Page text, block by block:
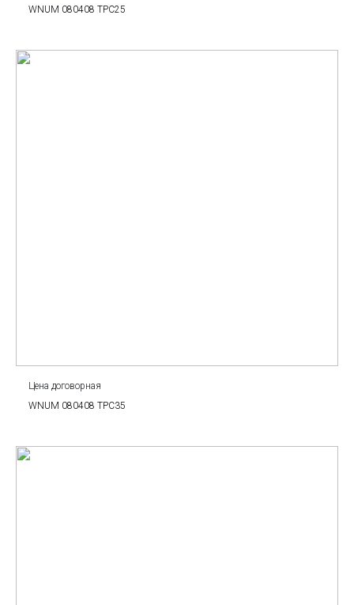
WNUM 080408 TPC25
Цена договорная
WNUM 080408 TPC35